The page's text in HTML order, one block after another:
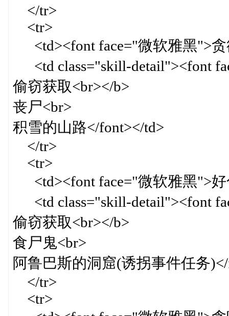
</tr>
<tr>
<td><font face="微软雅黑">贪
<td class="skill-detail"><font
偷窃获取<br></b>
丧尸<br>
积雪的山路</font></td>
</tr>
<tr>
<td><font face="微软雅黑">好
<td class="skill-detail"><font
偷窃获取<br></b>
食尸鬼<br>
阿鲁巴斯的洞窟(诱拐事件任务
</tr>
<tr>